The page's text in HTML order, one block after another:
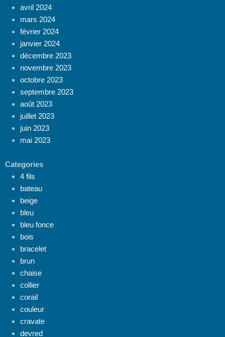
avril 2024
mars 2024
février 2024
janvier 2024
décembre 2023
novembre 2023
octobre 2023
septembre 2023
août 2023
juillet 2023
juin 2023
mai 2023
Categories
4 fils
bateau
beige
bleu
bleu fonce
bois
bracelet
brun
chaise
collier
corail
couleur
cravate
devred